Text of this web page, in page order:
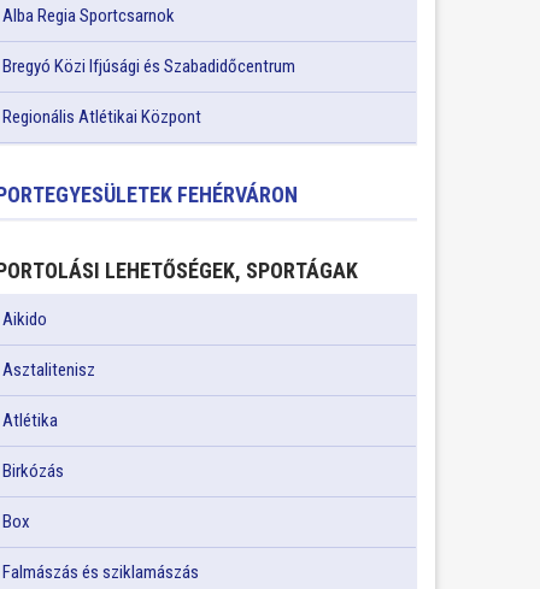
Alba Regia Sportcsarnok
Bregyó Közi Ifjúsági és Szabadidőcentrum
Regionális Atlétikai Központ
FEHÉRVÁRON
LEHETŐSÉGEK, SPORTÁGAK
Aikido
Asztalitenisz
Atlétika
Birkózás
Box
Falmászás és sziklamászás